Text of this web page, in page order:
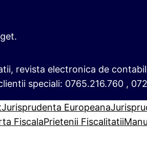
revista electronica de
speciali: 0765.216.760 ,
Jurisprudenta Europeana
FiscalaPrietenii Fiscalitatii